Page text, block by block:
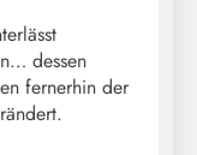
dessen
fernerhin der